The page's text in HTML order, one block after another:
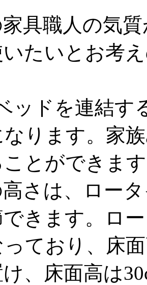
家具職人の気
いたいとお考
ッドを連結す
ります。家
ことができま
高さは、ロー
できます。ロ
ており、床
、床面高は